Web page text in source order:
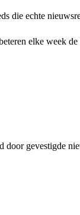
die echte
elke week
door gevestigde